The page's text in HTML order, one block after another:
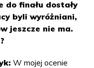
do finału dostały
byli wyróżniani,
jeszcze nie ma.
W mojej ocenie